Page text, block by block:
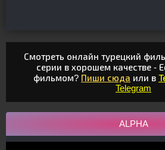
Смотреть онлайн турецкий
серии в хорошем качестве -
фильмом? Пиши сюда или в
Telegram
ALPHA